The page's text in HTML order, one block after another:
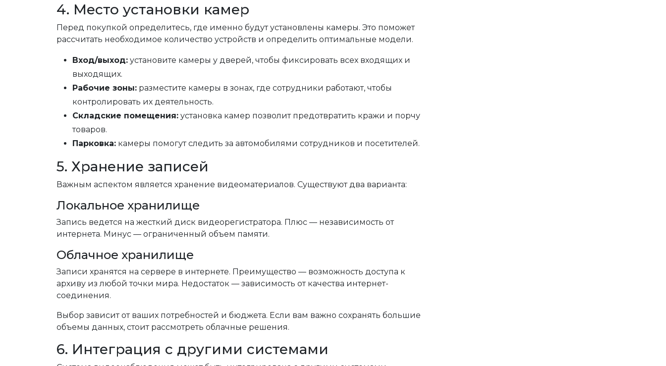
4. Место установки камер
Перед покупкой определитесь, где именно будут установлены камеры. Это поможет
рассчитать необходимое количество устройств и определить оптимальные модели.
Вход/выход: установите камеры у дверей, чтобы фиксировать всех входящих и
выходящих.
Рабочие зоны: разместите камеры в зонах, где сотрудники работают, чтобы
контролировать их деятельность.
Складские помещения: установка камер позволит предотвратить кражи и порчу
товаров.
Парковка: камеры помогут следить за автомобилями сотрудников и посетителей.
5. Хранение записей
Важным аспектом является хранение видеоматериалов. Существуют два варианта:
Локальное хранилище
Запись ведется на жесткий диск видеорегистратора. Плюс — независимость от
интернета. Минус — ограниченный объем памяти.
Облачное хранилище
Записи хранятся на сервере в интернете. Преимущество — возможность доступа к
архиву из любой точки мира. Недостаток — зависимость от качества интернет-
соединения.
Выбор зависит от ваших потребностей и бюджета. Если вам важно сохранять большие
объемы данных, стоит рассмотреть облачные решения.
6. Интеграция с другими системами